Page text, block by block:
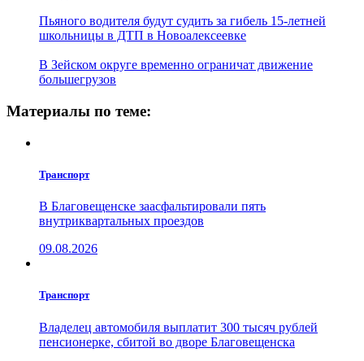
Пьяного водителя будут судить за гибель 15-летней
школьницы в ДТП в Новоалексеевке
В Зейском округе временно ограничат движение
большегрузов
Материалы по теме:
Транспорт
В Благовещенске заасфальтировали пять
внутриквартальных проездов
09.08.2026
Транспорт
Владелец автомобиля выплатит 300 тысяч рублей
пенсионерке, сбитой во дворе Благовещенска